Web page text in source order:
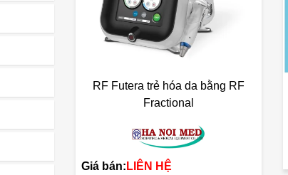
RF Futera trẻ hóa da bằng RF
Fractional
Giá bán: LIÊN HỆ